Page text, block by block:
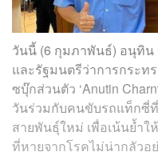
วันนี้ (6 กุมภาพันธ์) อนุทิ
และรัฐมนตรีว่าการกระท
ซบุ๊กส่วนตัว ‘Anutin
วันร่วมกับคนขับรถแท็กซี่ที่
สายพันธุ์ใหม่ เพื่อเน้นย้ำ
ที่หายจากโรคไม่น่ากลัวอ